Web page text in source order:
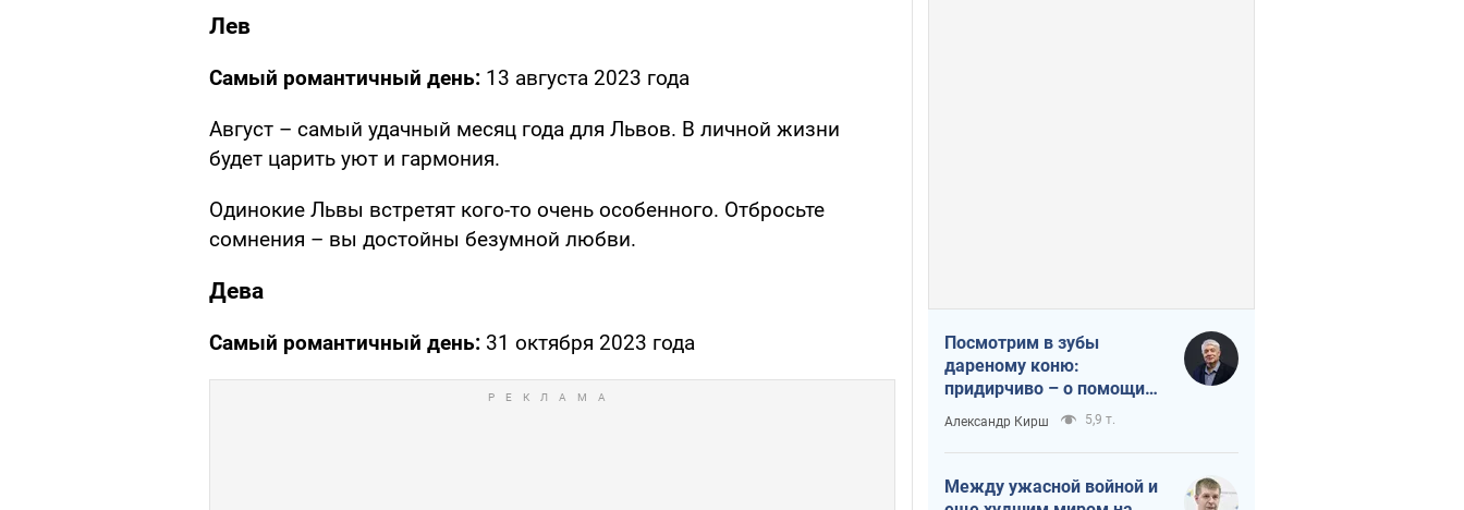
Лев
Самый романтичный день: 13 августа 2023 года
Август – самый удачный месяц года для Львов. В личной жизни
будет царить уют и гармония.
Одинокие Львы встретят кого-то очень особенного. Отбросьте
сомнения – вы достойны безумной любви.
Дева
Самый романтичный день: 31 октября 2023 года
Посмотрим в зубы
дареному коню:
придирчиво – о помощи
Украине
Александр Кирш 5,9 т.
Между ужасной войной и